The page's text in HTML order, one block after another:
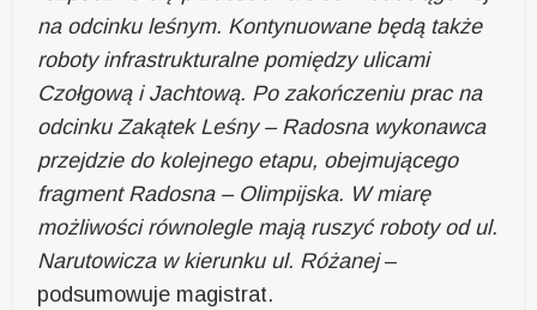
na odcinku leśnym. Kontynuowane będą także
roboty infrastrukturalne pomiędzy ulicami
Czołgową i Jachtową. Po zakończeniu prac na
odcinku Zakątek Leśny – Radosna wykonawca
przejdzie do kolejnego etapu, obejmującego
fragment Radosna – Olimpijska. W miarę
możliwości równolegle mają ruszyć roboty od ul.
Narutowicza w kierunku ul. Różanej–
podsumowuje magistrat.